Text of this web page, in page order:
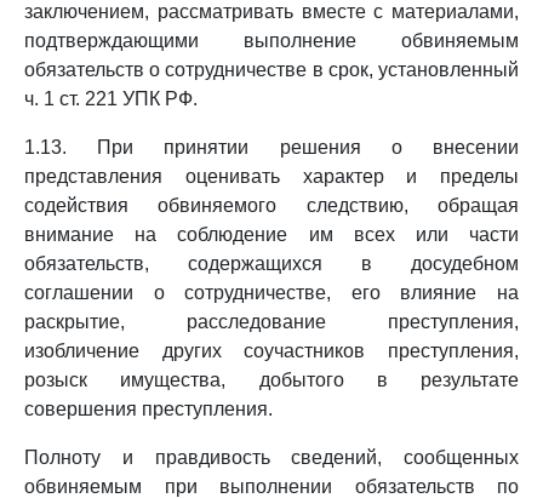
заключением, рассматривать вместе с материалами,
подтверждающими выполнение обвиняемым
обязательств о сотрудничестве в срок, установленный
ч. 1 ст. 221 УПК РФ.
1.13. При принятии решения о внесении
представления оценивать характер и пределы
содействия обвиняемого следствию, обращая
внимание на соблюдение им всех или части
обязательств, содержащихся в досудебном
соглашении о сотрудничестве, его влияние на
раскрытие, расследование преступления,
изобличение других соучастников преступления,
розыск имущества, добытого в результате
совершения преступления.
Полноту и правдивость сведений, сообщенных
обвиняемым при выполнении обязательств по